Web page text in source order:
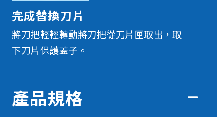
完成替換刀片
將刀把輕輕轉動將刀把從刀片匣取出，取
下刀片保護蓋子。
產品規格